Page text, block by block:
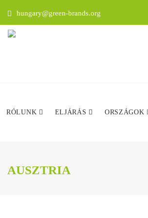
hungary@green-brands.org
RÓLUNK ELJÁRÁS ORSZÁGOK
AUSZTRIA